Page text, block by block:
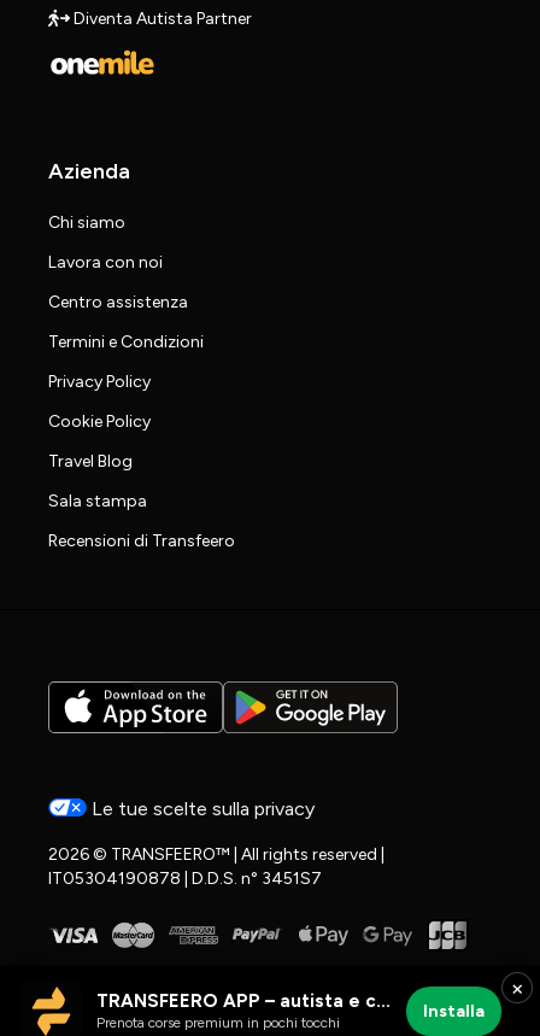
Diventa Autista Partner
Azienda
Chi siamo
Lavora con noi
Centro assistenza
Termini e Condizioni
Privacy Policy
Cookie Policy
Travel Blog
Sala stampa
Recensioni di Transfeero
Le tue scelte sulla privacy
2026 © TRANSFEERO™ | All rights reserved |
IT05304190878 | D.D.S. n° 3451S7
×
TRANSFEERO APP – autista e corse aeroportuali
Prenota corse premium in pochi tocchi
Installa